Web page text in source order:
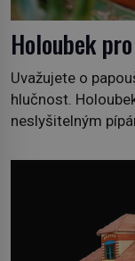
Holoubek
Uvažujete o
hlučnost.
neslyšitelným
klidného ptáčka,
času tráví na
domovinou je
pobřežní oblasti.